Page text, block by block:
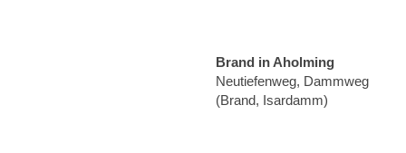
Brand in Aholming
Neutiefenweg, Dammweg
(Brand, Isardamm)